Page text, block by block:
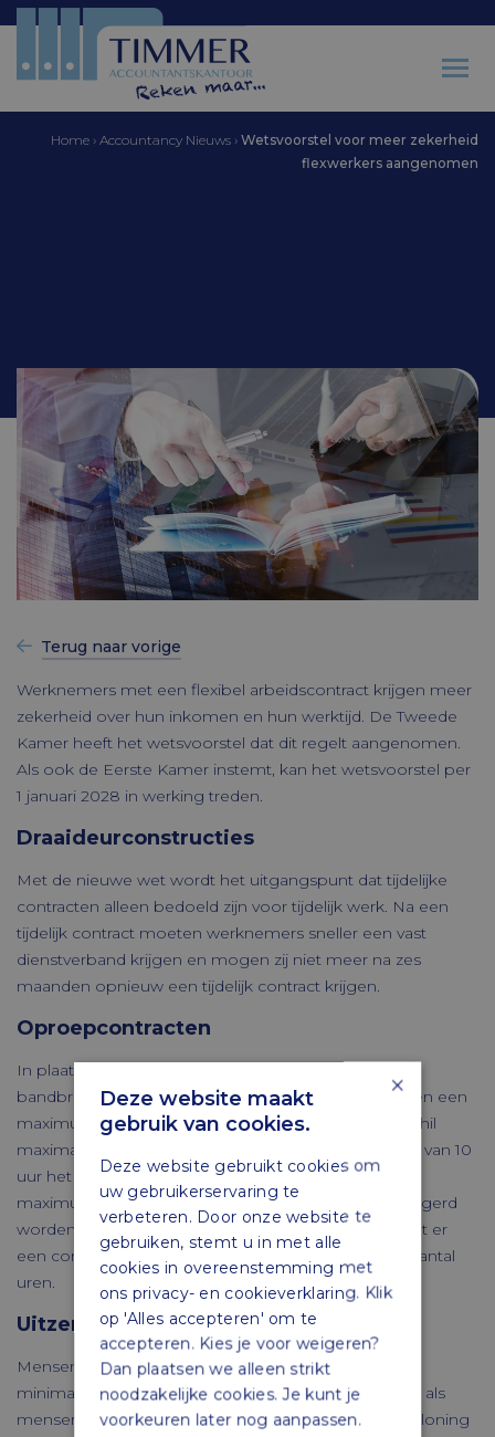
Home › Accountancy Nieuws › Wetsvoorstel voor meer zekerheid
flexwerkers aangenomen
Terug naar vorige
Werknemers met een flexibel arbeidscontract krijgen meer
zekerheid over hun inkomen en hun werktijd. De Tweede
Kamer heeft het wetsvoorstel dat dit regelt aangenomen.
Als ook de Eerste Kamer instemt, kan het wetsvoorstel per
1 januari 2028 in werking treden.
Draaideurconstructies
Met de nieuwe wet wordt het uitgangspunt dat tijdelijke
contracten alleen bedoeld zijn voor tijdelijk werk. Na een
tijdelijk contract moeten werknemers sneller een vast
dienstverband krijgen en mogen zij niet meer na zes
maanden opnieuw een tijdelijk contract krijgen.
Oproepcontracten
In plaats van de nulurencontracten komt er een
bandbreedtecontract. Daarin wordt een minimum- en een
maximumaantal uren afgesproken, waarbij het verschil
maximaal 130% is. Dit betekent dat bij een minimum van 10
uur het maximum 13 uur is. Oproepen die boven het
maximum zitten, mogen door de werknemer geweigerd
worden. Als er structureel meer wordt gewerkt, moet er
een contract worden aangeboden met een hoger aantal
uren.
Uitzendkrachten
Mensen die werken via een uitzendbureau moeten
minimaal gelijkwaardige arbeidsvoorwaarden krijgen als
mensen die regulier in dienst zijn. Dit volgde voor beloning
×
Deze website maakt
gebruik van cookies.
Deze website gebruikt cookies om
uw gebruikerservaring te
verbeteren. Door onze website te
gebruiken, stemt u in met alle
cookies in overeenstemming met
ons privacy- en cookieverklaring. Klik
op 'Alles accepteren' om te
accepteren. Kies je voor weigeren?
Dan plaatsen we alleen strikt
noodzakelijke cookies. Je kunt je
voorkeuren later nog aanpassen.